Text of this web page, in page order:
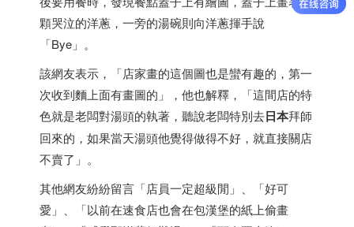
顆哭泣的洋蔥，一旁的湯碗則向洋蔥揮手說
「Bye」。
該網友表示，「店家畫的這個圖也是蠻有趣的，第一
次收到麵上面有畫圖的」，他也解釋，「這間店的特
色就是老闆對湯頭的執著，聽說老闆特別去日本拜師
回來的，如果當天湯頭他覺得做得不好，就直接關店
不賣了」。
其他網友紛紛留言「店員一定超級閒」、「好可
愛」、「以前在速食店也會在包漢堡的紙上偷畫